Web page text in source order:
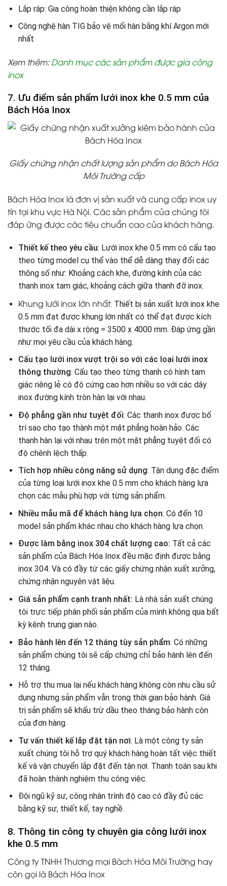
Lắp ráp: Gia công hoàn thiện không cần lắp ráp
Công nghệ hàn TIG bảo vệ mối hàn bằng khí Argon mới
nhất
Xem thêm:Danh mục các sản phẩm được gia công
inox
7. Ưu điểm sản phẩm lưới inox khe 0.5 mm của
Bách Hóa Inox
Giấy chứng nhận chất lượng sản phẩm do Bách Hóa
Môi Trường cấp
Bách Hóa Inox là đơn vị sản xuất và cung cấp inox uy
tín tại khu vực Hà Nội. Các sản phẩm của chúng tôi
đáp ứng được các tiêu chuẩn cao của khách hàng.
Thiết kế theo yêu cầu: Lưới inox khe 0.5 mm có cấu tạo
theo từng model cụ thể vào thể dễ dàng thay đổi các
thông số như: Khoảng cách khe, đường kính của các
thanh inox tam giác, khoảng cách giữa thanh đỡ inox.
Khung lưới inox lớn nhất: Thiết bị sản xuất lưới inox khe
0.5 mm đạt được khung lớn nhất có thể đạt được kích
thước tối đa dài x rộng = 3500 x 4000 mm. Đáp ứng gần
như mọi yêu cầu của khách hàng.
Cấu tạo lưới inox vượt trội so với các loại lưới inox
thông thường: Cấu tạo theo từng thanh có hình tam
giác riêng lẻ có độ cứng cao hơn nhiều so với các dây
inox đường kính tròn hàn lại với nhau.
Độ phẳng gần như tuyệt đối: Các thanh inox được bố
trí sao cho tạo thành một mặt phẳng hoàn hảo. Các
thanh hàn lại với nhau trên một mặt phẳng tuyệt đối có
độ chênh lệch thấp.
Tích hợp nhiều công năng sử dụng: Tận dụng đặc điểm
của từng loại lưới inox khe 0.5 mm cho khách hàng lựa
chọn các mẫu phù hợp với từng sản phẩm.
Nhiều mẫu mã để khách hàng lựa chọn: Có đến 10
model sản phẩm khác nhau cho khách hàng lựa chọn.
Được làm bằng inox 304 chất lượng cao: Tất cả các
sản phẩm của Bách Hóa Inox đều mặc định được bằng
inox 304. Và có đầy từ các giấy chứng nhận xuất xưởng,
chứng nhận nguyên vật liệu.
Giá sản phẩm cạnh tranh nhất: Là nhà sản xuất chúng
tôi trực tiếp phân phối sản phẩm của mình không qua bất
kỳ kênh trung gian nào.
Bảo hành lên đến 12 tháng tùy sản phẩm: Có những
sản phẩm chúng tôi sẽ cấp chứng chỉ bảo hành lên đến
12 tháng.
Hỗ trợ thu mua lại nếu khách hàng không còn nhu cầu sử
dụng nhưng sản phẩm vẫn trong thời gian bảo hành. Giá
trị sản phẩm sẽ khấu trừ dầu theo tháng bảo hành còn
của đơn hàng.
Tư vấn thiết kế lắp đặt tận nơi: Là một công ty sản
xuất chúng tôi hỗ trợ quý khách hàng hoàn tất việc thiết
kế và vận chuyển lắp đặt đến tận nơi. Thanh toán sau khi
đã hoàn thành nghiệm thu công việc.
Đội ngũ kỹ sư, công nhân trình độ cao có đầy đủ các
bằng kỹ sư, thiết kế, tay nghề.
8. Thông tin công ty chuyên gia công lưới inox
khe 0.5 mm
Công ty TNHH Thương mại Bách Hóa Môi Trường hay
còn gọi là Bách Hóa Inox